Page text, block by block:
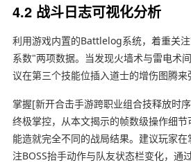
4.2 战斗日志可视化分析
利用游戏内置的Battlelog系统，着重关
系数"两项数据。当发现火墙术与雷电术
议在第三个技能位插入道士的增伤图腾来
掌握[新开合击手游跨职业组合技释放时
终极掌控，从本文揭示的帧数级操作细
能造就完全不同的战局结果。建议玩家
注BOSS抬手动作与队友状态栏变化，通